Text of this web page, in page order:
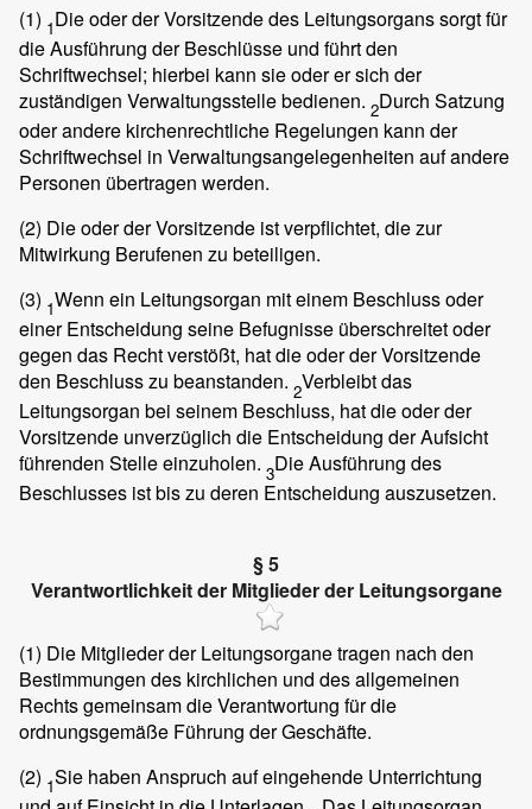
(1) 1Die oder der Vorsitzende des Leitungsorgans sorgt für
die Ausführung der Beschlüsse und führt den
Schriftwechsel; hierbei kann sie oder er sich der
zuständigen Verwaltungsstelle bedienen. 2Durch Satzung
oder andere kirchenrechtliche Regelungen kann der
Schriftwechsel in Verwaltungsangelegenheiten auf andere
Personen übertragen werden.
(2) Die oder der Vorsitzende ist verpflichtet, die zur
Mitwirkung Berufenen zu beteiligen.
(3) 1Wenn ein Leitungsorgan mit einem Beschluss oder
einer Entscheidung seine Befugnisse überschreitet oder
gegen das Recht verstößt, hat die oder der Vorsitzende
den Beschluss zu beanstanden. 2Verbleibt das
Leitungsorgan bei seinem Beschluss, hat die oder der
Vorsitzende unverzüglich die Entscheidung der Aufsicht
führenden Stelle einzuholen. 3Die Ausführung des
Beschlusses ist bis zu deren Entscheidung auszusetzen.
§ 5
Verantwortlichkeit der Mitglieder der Leitungsorgane
(1) Die Mitglieder der Leitungsorgane tragen nach den
Bestimmungen des kirchlichen und des allgemeinen
Rechts gemeinsam die Verantwortung für die
ordnungsgemäße Führung der Geschäfte.
(2) 1Sie haben Anspruch auf eingehende Unterrichtung